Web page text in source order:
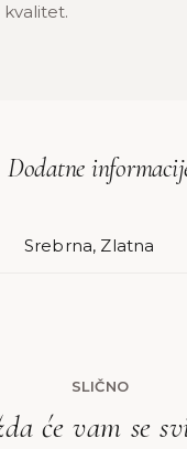
kvalitet.
Dodatne
Srebrna, Zlatna
SLIČNO
će vam se